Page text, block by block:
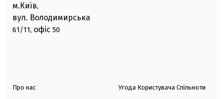
м.Київ,
вул. Володимирська
61/11, офіс 50
Про нас Угода Користувача Спільноти